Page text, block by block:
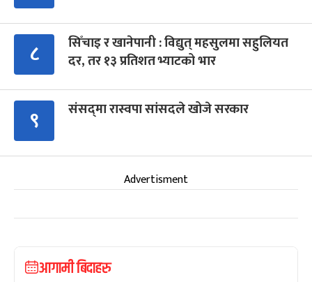
८
सिँचाइ र खानेपानी : विद्युत् महसुलमा सहुलियत
दर, तर १३ प्रतिशत भ्याटको भार
९ संसद्‍मा रास्वपा सांसदले खोजे सरकार
Advertisment
आगामी बिदाहरु